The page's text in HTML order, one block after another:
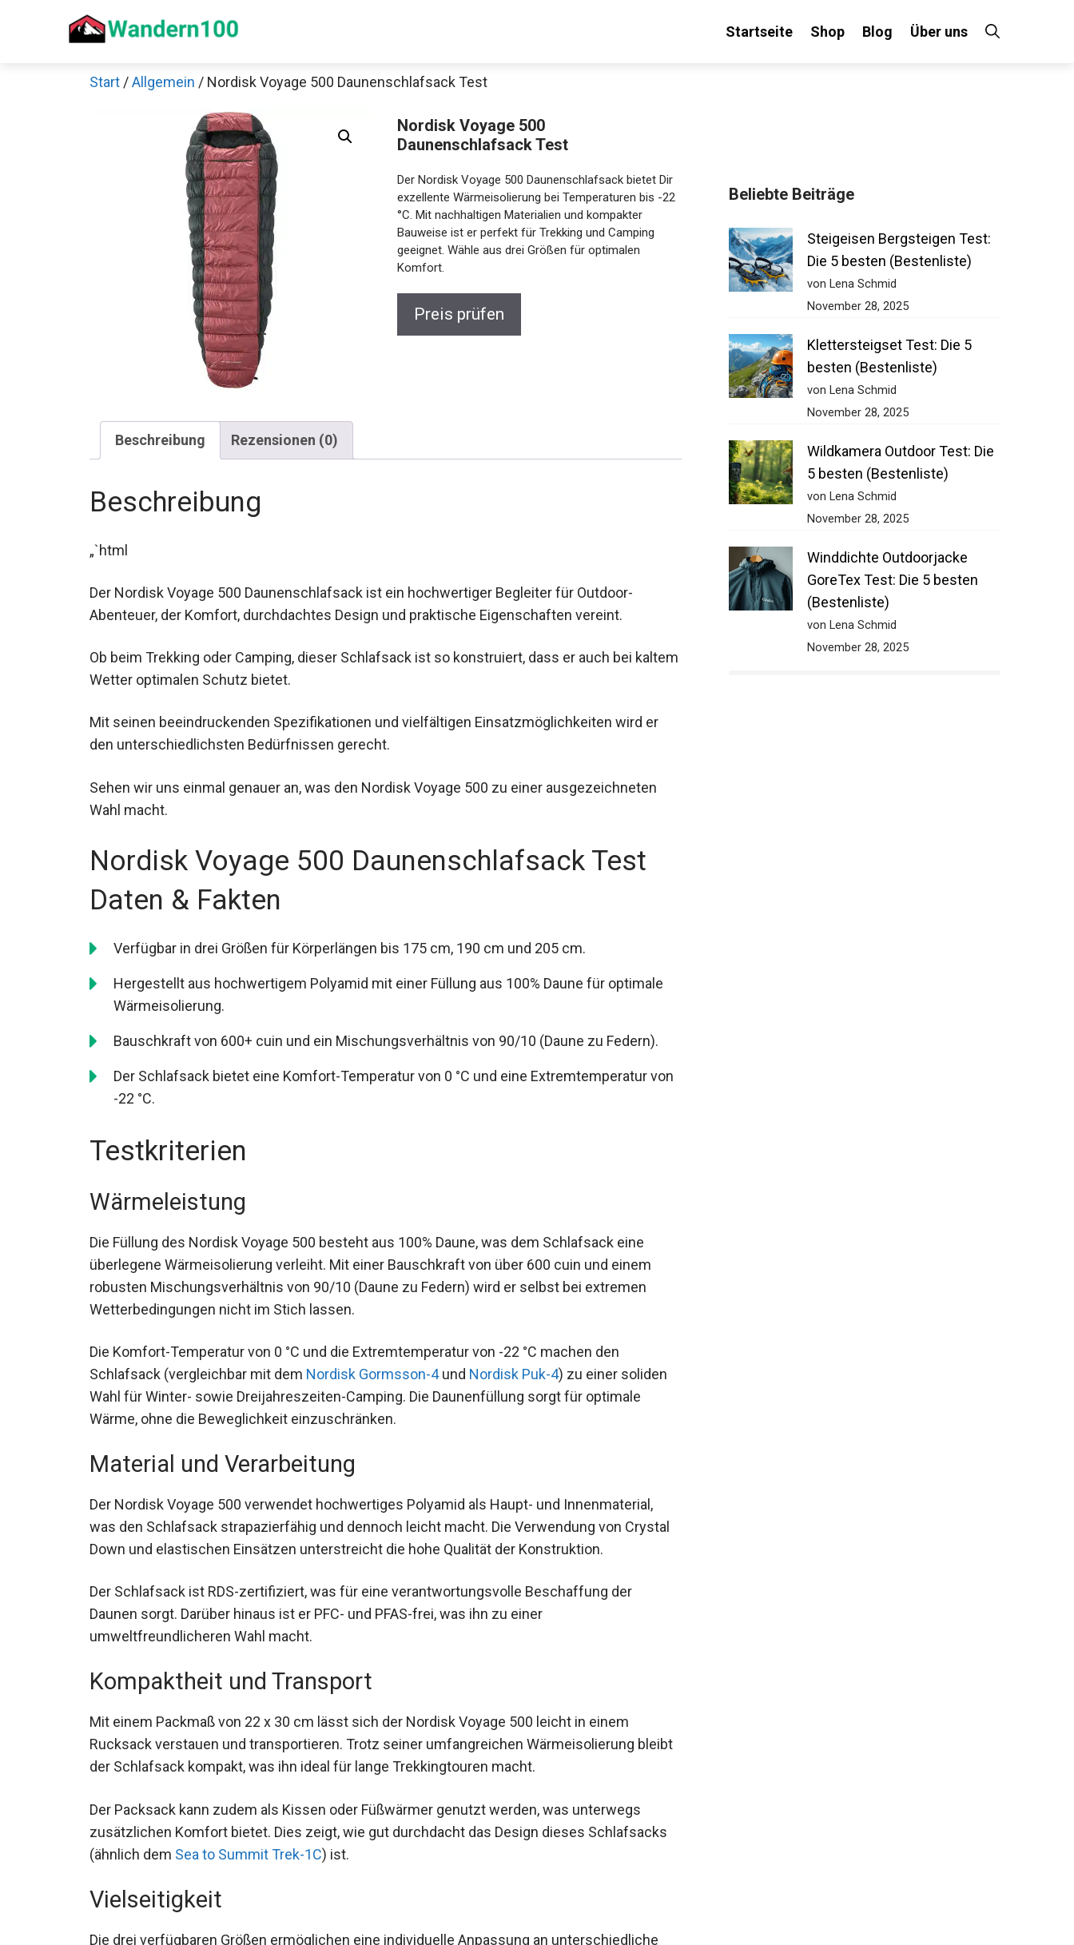
Startseite Shop Blog Über uns
Start /Allgemein / Nordisk Voyage 500 Daunenschlafsack Test
Nordisk Voyage 500
Daunenschlafsack Test
Der Nordisk Voyage 500 Daunenschlafsack bietet Dir
exzellente Wärmeisolierung bei Temperaturen bis -22
°C. Mit nachhaltigen Materialien und kompakter
Bauweise ist er perfekt für Trekking und Camping
geeignet. Wähle aus drei Größen für optimalen
Komfort.
Preis prüfen
Beschreibung Rezensionen (0)
Beschreibung
„`html
Der Nordisk Voyage 500 Daunenschlafsack ist ein hochwertiger Begleiter für Outdoor-
Abenteuer, der Komfort, durchdachtes Design und praktische Eigenschaften vereint.
Ob beim Trekking oder Camping, dieser Schlafsack ist so konstruiert, dass er auch bei
kaltem Wetter optimalen Schutz bietet.
Mit seinen beeindruckenden Spezifikationen und vielfältigen Einsatzmöglichkeiten wird er
den unterschiedlichsten Bedürfnissen gerecht.
Sehen wir uns einmal genauer an, was den Nordisk Voyage 500 zu einer ausgezeichneten
Wahl macht.
Nordisk Voyage 500 Daunenschlafsack Test
Daten & Fakten
Verfügbar in drei Größen für Körperlängen bis 175 cm, 190 cm und 205 cm.
Hergestellt aus hochwertigem Polyamid mit einer Füllung aus 100% Daune für optimale
Wärmeisolierung.
Bauschkraft von 600+ cuin und ein Mischungsverhältnis von 90/10 (Daune zu Federn).
Der Schlafsack bietet eine Komfort-Temperatur von 0 °C und eine Extremtemperatur
von -22 °C.
Testkriterien
Wärmeleistung
Die Füllung des Nordisk Voyage 500 besteht aus 100% Daune, was dem Schlafsack eine
überlegene Wärmeisolierung verleiht. Mit einer Bauschkraft von über 600 cuin und einem
robusten Mischungsverhältnis von 90/10 (Daune zu Federn) wird er selbst bei extremen
Wetterbedingungen nicht im Stich lassen.
Die Komfort-Temperatur von 0 °C und die Extremtemperatur von -22 °C machen den
Schlafsack (vergleichbar mit dem Nordisk Gormsson-4 und Nordisk Puk-4) zu einer soliden
Wahl für Winter- sowie Dreijahreszeiten-Camping. Die Daunenfüllung sorgt für optimale
Wärme, ohne die Beweglichkeit einzuschränken.
Material und Verarbeitung
Der Nordisk Voyage 500 verwendet hochwertiges Polyamid als Haupt- und Innenmaterial,
was den Schlafsack strapazierfähig und dennoch leicht macht. Die Verwendung von Crystal
Down und elastischen Einsätzen unterstreicht die hohe Qualität der Konstruktion.
Der Schlafsack ist RDS-zertifiziert, was für eine verantwortungsvolle Beschaffung der
Daunen sorgt. Darüber hinaus ist er PFC- und PFAS-frei, was ihn zu einer
umweltfreundlicheren Wahl macht.
Kompaktheit und Transport
Mit einem Packmaß von 22 x 30 cm lässt sich der Nordisk Voyage 500 leicht in einem
Rucksack verstauen und transportieren. Trotz seiner umfangreichen Wärmeisolierung bleibt
der Schlafsack kompakt, was ihn ideal für lange Trekkingtouren macht.
Der Packsack kann zudem als Kissen oder Füßwärmer genutzt werden, was unterwegs
zusätzlichen Komfort bietet. Dies zeigt, wie gut durchdacht das Design dieses Schlafsacks
(ähnlich dem Sea to Summit Trek-1C) ist.
Vielseitigkeit
Die drei verfügbaren Größen ermöglichen eine individuelle Anpassung an unterschiedliche
Beliebte Beiträge
Steigeisen Bergsteigen Test:
Die 5 besten (Bestenliste)
von Lena Schmid
November 28, 2025
Klettersteigset Test: Die 5
besten (Bestenliste)
von Lena Schmid
November 28, 2025
Wildkamera Outdoor Test: Die
5 besten (Bestenliste)
von Lena Schmid
November 28, 2025
Winddichte Outdoorjacke
GoreTex Test: Die 5 besten
(Bestenliste)
von Lena Schmid
November 28, 2025
Decathlon Sale
Schaue dir jetzt die meistverkauften Produkte im Sale bei Decathlon an!
Jetzt anschauen